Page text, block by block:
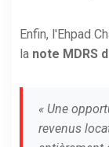
Enfin, l'Ehpad
la note MDRS
« Une
revenus